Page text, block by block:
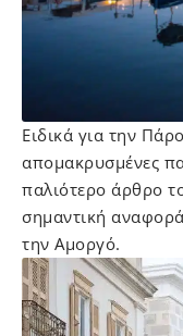
Ειδικά για την
απομακρυσμένες
παλιότερο άρθρο
σημαντική
την Αμοργό.